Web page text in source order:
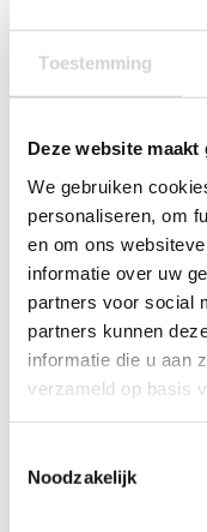
Toestemming
Deze website
We gebruiken
personaliseren, om
en om ons
informatie over uw
partners voor social
partners kunnen
informatie die u aan
verzameld op basis
Noodzakelijk
8.49 4 99